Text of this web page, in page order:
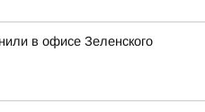
в офисе Зеленского